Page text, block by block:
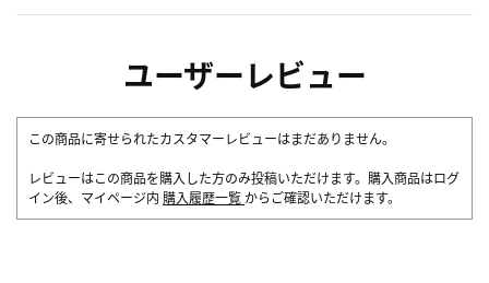
ユーザーレビュー
この商品に寄せられたカスタマーレビューはまだありません。
レビューはこの商品を購入した方のみ投稿いただけます。購入商品はログ
イン後、マイページ内 購入履歴一覧 からご確認いただけます。